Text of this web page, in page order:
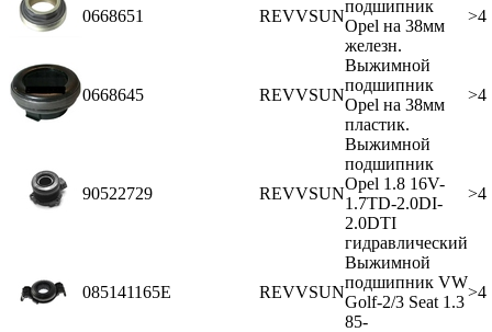
0668651 REVVSUN
подшипник
Opel на 38мм
железн.
>4
0668645 REVVSUN
Выжимной
подшипник
Opel на 38мм
пластик.
>4
90522729 REVVSUN
Выжимной
подшипник
Opel 1.8 16V-
1.7TD-2.0DI-
2.0DTI
гидравлический
>4
085141165E REVVSUN
Выжимной
подшипник VW
Golf-2/3 Seat 1.3
85-
>4